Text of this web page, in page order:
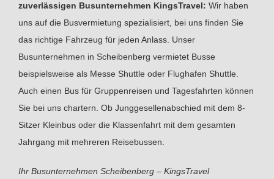
zuverlässigen Busunternehmen KingsTravel: Wir haben
uns auf die Busvermietung spezialisiert, bei uns finden Sie
das richtige Fahrzeug für jeden Anlass. Unser
Busunternehmen in Scheibenberg vermietet Busse
beispielsweise als Messe Shuttle oder Flughafen Shuttle.
Auch einen Bus für Gruppenreisen und Tagesfahrten können
Sie bei uns chartern. Ob Junggesellenabschied mit dem 8-
Sitzer Kleinbus oder die Klassenfahrt mit dem gesamten
Jahrgang mit mehreren Reisebussen.
Ihr Busunternehmen Scheibenberg – KingsTravel